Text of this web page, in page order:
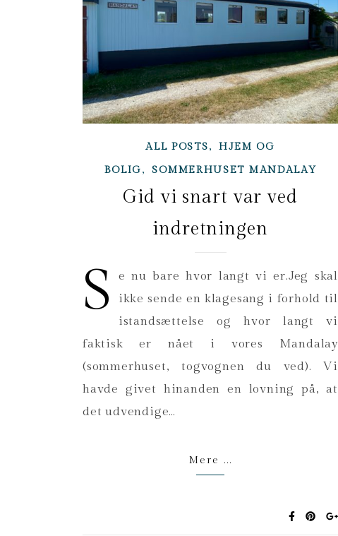
ALL POSTS, HJEM OG
BOLIG,SOMMERHUSET MANDALAY
Gid vi snart var ved
indretningen
S
e nu bare hvor langt vi er.Jeg skal
ikke sende en klagesang i forhold til
istandsættelse og hvor langt vi
faktisk er nået i vores Mandalay
(sommerhuset, togvognen du ved). Vi
havde givet hinanden en lovning på, at
det udvendige…
Mere ...